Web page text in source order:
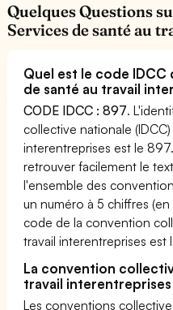
Quelques Questions
Services de santé au
Quel est le code
de santé au travail
CODE IDCC : 897.
collective nationale
interentreprises est le
retrouver facilement le
l'ensemble des
un numéro à 5 chiffres
code de la convention
travail interentreprises est
La convention
travail interentreprises
Les conventions